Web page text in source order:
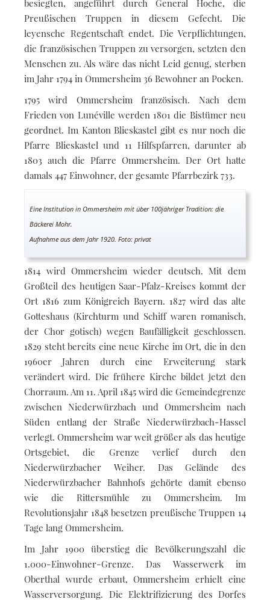
besiegten, angeführt durch General Hoche, die
Preußischen Truppen in diesem Gefecht. Die
leyensche Regentschaft endet. Die Verpflichtungen,
die französischen Truppen zu versorgen, setzten den
Menschen zu. Als wäre das nicht Leid genug, sterben
im Jahr 1794 in Ommersheim 36 Bewohner an Pocken.
1795 wird Ommersheim französisch. Nach dem
Frieden von Lunéville werden 1801 die Bistümer neu
geordnet. Im Kanton Blieskastel gibt es nur noch die
Pfarre Blieskastel und 11 Hilfspfarren, darunter ab
1803 auch die Pfarre Ommersheim. Der Ort hatte
damals 447 Einwohner, der gesamte Pfarrbezirk 733.
Eine Institution in Ommersheim mit über 100jähriger Tradition: die
Bäckerei Mohr.
Aufnahme aus dem Jahr 1920. Foto: privat
1814 wird Ommersheim wieder deutsch. Mit dem
Großteil des heutigen Saar-Pfalz-Kreises kommt der
Ort 1816 zum Königreich Bayern. 1827 wird das alte
Gotteshaus (Kirchturm und Schiff waren romanisch,
der Chor gotisch) wegen Baufälligkeit geschlossen.
1829 steht bereits eine neue Kirche im Ort, die in den
1960er Jahren durch eine Erweiterung stark
verändert wird. Die frühere Kirche bildet jetzt den
Chorraum. Am 11. April 1845 wird die Gemeindegrenze
zwischen Niederwürzbach und Ommersheim nach
Süden entlang der Straße Niederwürzbach-Hassel
verlegt. Ommersheim war weit größer als das heutige
Ortsgebiet, die Grenze verlief durch den
Niederwürzbacher Weiher. Das Gelände des
Niederwürzbacher Bahnhofs gehörte damit ebenso
wie die Rittersmühle zu Ommersheim. Im
Revolutionsjahr 1848 besetzen preußische Truppen 14
Tage lang Ommersheim.
Im Jahr 1900 überstieg die Bevölkerungszahl die
1.000-Einwohner-Grenze. Das Wasserwerk im
Oberthal wurde erbaut, Ommersheim erhielt eine
Wasserversorgung. Die Elektrifizierung des Dorfes